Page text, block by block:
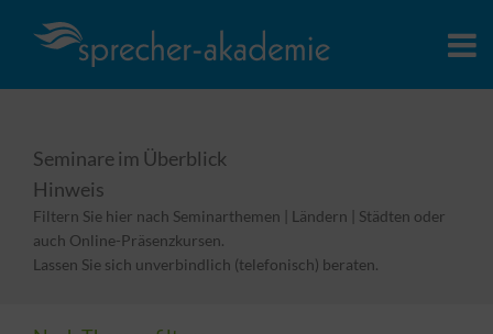
Seminare im Überblick
Hinweis
Filtern Sie hier nach Seminarthemen | Ländern | Städten oder
auch Online-Präsenzkursen.
Lassen Sie sich unverbindlich (telefonisch) beraten.